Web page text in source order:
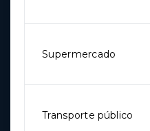
Supermercado
Transporte público